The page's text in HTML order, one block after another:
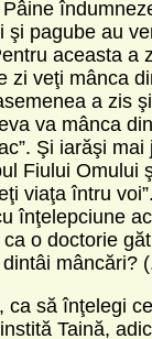
şi pagube au
aceasta a
zi veţi mânca
a zis
va mânca
Şi iarăşi mai
Fiului Omului
viaţa întru
înţelepciune
o doctorie
mâncări?
ca să înţelegi
Taină,